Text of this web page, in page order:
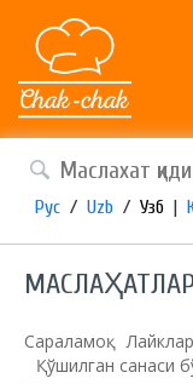
Рус / Uzb / Узб |
Сараламоқ:
Қўшилган санаси